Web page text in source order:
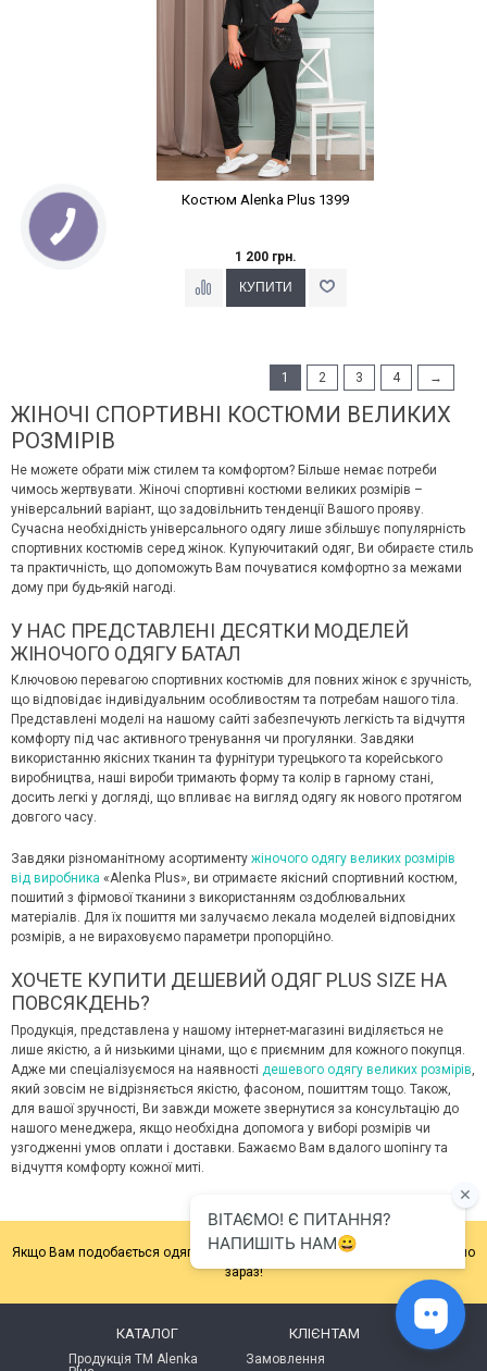
Костюм Alenka Plus 1399
1 200 грн.
1 2 3 4 →
ЖІНОЧІ СПОРТИВНІ КОСТЮМИ ВЕЛИКИХ
РОЗМІРІВ
Не можете обрати між стилем та комфортом? Більше немає потреби
чимось жертвувати. Жіночі спортивні костюми великих розмірів –
універсальний варіант, що задовільнить тенденції Вашого прояву.
Сучасна необхідність універсального одягу лише збільшує популярність
спортивних костюмів серед жінок. Купуючитакий одяг, Ви обираєте стиль
та практичність, що допоможуть Вам почуватися комфортно за межами
дому при будь-якій нагоді.
У НАС ПРЕДСТАВЛЕНІ ДЕСЯТКИ МОДЕЛЕЙ
ЖІНОЧОГО ОДЯГУ БАТАЛ
Ключовою перевагою спортивних костюмів для повних жінок є зручність,
що відповідає індивідуальним особливостям та потребам нашого тіла.
Представлені моделі на нашому сайті забезпечують легкість та відчуття
комфорту під час активного тренування чи прогулянки. Завдяки
використанню якісних тканин та фурнітури турецького та корейського
виробництва, наші вироби тримають форму та колір в гарному стані,
досить легкі у догляді, що впливає на вигляд одягу як нового протягом
довгого часу.
Завдяки різноманітному асортименту жіночого одягу великих розмірів
від виробника «Alenka Plus», ви отримаєте якісний спортивний костюм,
пошитий з фірмової тканини з використанням оздоблювальних
матеріалів. Для їх пошиття ми залучаємо лекала моделей відповідних
розмірів, а не вираховуємо параметри пропорційно.
ХОЧЕТЕ КУПИТИ ДЕШЕВИЙ ОДЯГ PLUS SIZE НА
ПОВСЯКДЕНЬ?
Продукція, представлена у нашому інтернет-магазині виділяється не
лише якістю, а й низькими цінами, що є приємним для кожного покупця.
Адже ми спеціалізуємося на наявності дешевого одягу великих розмірів
який зовсім не відрізняється якістю, фасоном, пошиттям тощо. Також,
для вашої зручності, Ви завжди можете звернутися за консультацію до
нашого менеджера, якщо необхідна допомога у виборі розмірів чи
узгодженні умов оплати і доставки. Бажаємо Вам вдалого шопінгу та
відчуття комфорту кожної миті.
Якщо Вам подобається одяг Alenka Plus, не чекайте! Купуйте його прямо
зараз!
КАТАЛОГ
Продукція ТМ Alenka
КЛІЄНТАМ
Замовлення